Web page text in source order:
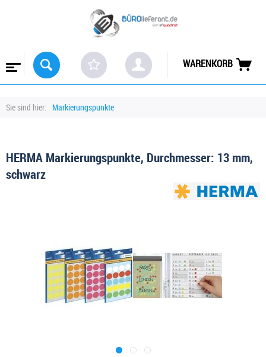
WARENKORB
Sie sind hier: Markierungspunkte
HERMA Markierungspunkte, Durchmesser: 13 mm,
schwarz